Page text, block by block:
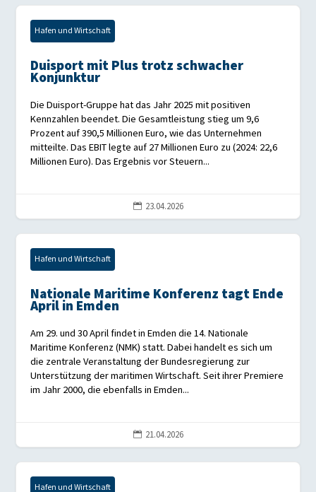
Hafen und Wirtschaft
Duisport mit Plus trotz schwacher
Konjunktur
Die Duisport-Gruppe hat das Jahr 2025 mit positiven
Kennzahlen beendet. Die Gesamtleistung stieg um 9,6
Prozent auf 390,5 Millionen Euro, wie das Unternehmen
mitteilte. Das EBIT legte auf 27 Millionen Euro zu (2024: 22,6
Millionen Euro). Das Ergebnis vor Steuern...
 23.04.2026
Hafen und Wirtschaft
Nationale Maritime Konferenz tagt Ende
April in Emden
Am 29. und 30 April findet in Emden die 14. Nationale
Maritime Konferenz (NMK) statt. Dabei handelt es sich um
die zentrale Veranstaltung der Bundesregierung zur
Unterstützung der maritimen Wirtschaft. Seit ihrer Premiere
im Jahr 2000, die ebenfalls in Emden...
 21.04.2026
Hafen und Wirtschaft